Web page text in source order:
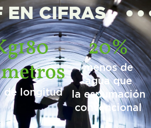
EN CIFRAS
180
metros
de longitud
20%
menos de
agua que
la espumación
convencional